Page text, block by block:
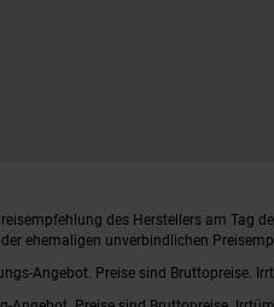
des Herstellers am Tag
ehemaligen unverbindlichen
Angebot. Preise sind Bruttopreise.